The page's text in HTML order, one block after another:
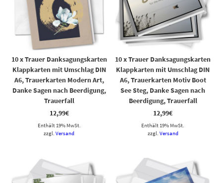
10 x Trauer Danksagungskarten
Klappkarten mit Umschlag DIN
A6, Trauerkarten Modern Art,
Danke Sagen nach Beerdigung,
Trauerfall
12,99€
Enthält 19% MwSt.
zzgl.Versand
10 x Trauer Danksagungskarten
Klappkarten mit Umschlag DIN
A6, Trauerkarten Motiv Boot
See Steg, Danke Sagen nach
Beerdigung, Trauerfall
12,99€
Enthält 19% MwSt.
zzgl. Versand